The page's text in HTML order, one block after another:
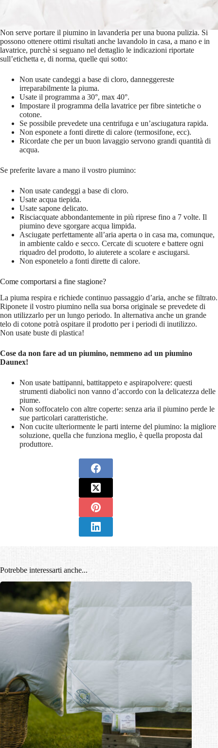
Come lavare il piumino?
Non serve portare il piumino in lavanderia per una buona pulizia. Si
possono ottenere ottimi risultati anche lavandolo in casa, a mano e in
lavatrice, purchè si seguano nel dettaglio le indicazioni riportate
sull’etichetta e, di norma, quelle qui sotto:
Non usate candeggi a base di cloro, danneggereste
irreparabilmente la piuma.
Usate il programma a 30°, max 40°.
Impostare il programma della lavatrice per fibre sintetiche o
cotone.
Se possibile prevedete una centrifuga e un’asciugatura rapida.
Non esponete a fonti dirette di calore (termosifone, ecc).
Ricordate che per un buon lavaggio servono grandi quantità di
acqua.
Se preferite lavare a mano il vostro piumino:
Non usate candeggi a base di cloro.
Usate acqua tiepida.
Usate sapone delicato.
Risciacquate abbondantemente in più riprese fino a 7 volte. Il
piumino deve sgorgare acqua limpida.
Asciugate perfettamente all’aria aperta o in casa ma, comunque,
in ambiente caldo e secco. Cercate di scuotere e battere ogni
riquadro del prodotto, lo aiuterete a scolare e asciugarsi.
Non esponetelo a fonti dirette di calore.
Come comportarsi a fine stagione?
La piuma respira e richiede continuo passaggio d’aria, anche se filtrato.
Riponete il vostro piumino nella sua borsa originale se prevedete di
non utilizzarlo per un lungo periodo. In alternativa anche un grande
telo di cotone potrà ospitare il prodotto per i periodi di inutilizzo.
Non usate buste di plastica!
Cose da non fare ad un piumino, nemmeno ad un piumino
Daunex!
Non usate battipanni, battitappeto e aspirapolvere: questi
strumenti diabolici non vanno d’accordo con la delicatezza delle
piume.
Non soffocatelo con altre coperte: senza aria il piumino perde le
sue particolari caratteristiche.
Non cucite ulteriormente le parti interne del piumino: la migliore
soluzione, quella che funziona meglio, è quella proposta dal
produttore.
Potrebbe interessarti anche...